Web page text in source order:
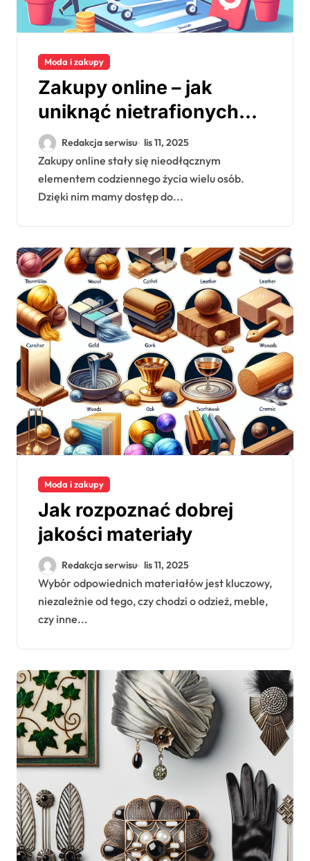
Moda i zakupy
Zakupy online – jak
uniknąć nietrafionych
wyborów
Redakcja serwisu lis 11, 2025
Zakupy online stały się nieodłącznym
elementem codziennego życia wielu osób.
Dzięki nim mamy dostęp do...
Moda i zakupy
Jak rozpoznać dobrej
jakości materiały
Redakcja serwisu lis 11, 2025
Wybór odpowiednich materiałów jest kluczowy,
niezależnie od tego, czy chodzi o odzież, meble,
czy inne...